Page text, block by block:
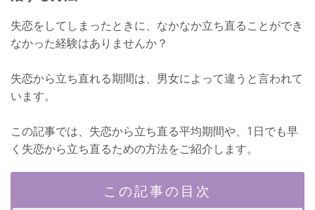
失恋をしてしまったときに、なかなか立ち直ることができ
なかった経験はありませんか？
失恋から立ち直れる期間は、男女によって違うと言われて
います。
この記事では、失恋から立ち直る平均期間や、1日でも早
く失恋から立ち直るための方法をご紹介します。
この記事の目次